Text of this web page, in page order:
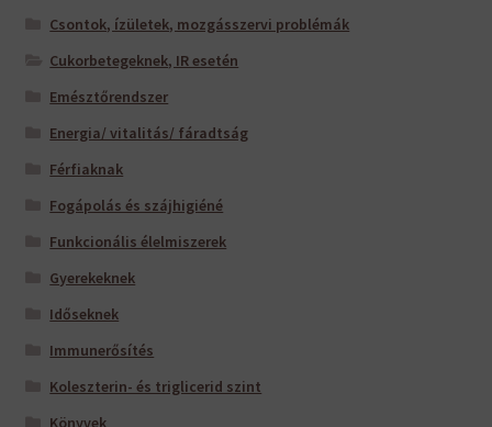
Csontok, ízületek, mozgásszervi problémák
Cukorbetegeknek, IR esetén
Emésztőrendszer
Energia/ vitalitás/ fáradtság
Férfiaknak
Fogápolás és szájhigiéné
Funkcionális élelmiszerek
Gyerekeknek
Időseknek
Immunerősítés
Koleszterin- és triglicerid szint
Könyvek